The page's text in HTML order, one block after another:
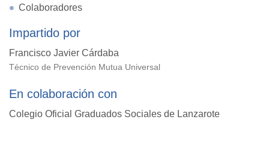
Colaboradores
Impartido por
Francisco Javier Cárdaba
Técnico de Prevención Mutua Universal
En colaboración con
Colegio Oficial Graduados Sociales de Lanzarote